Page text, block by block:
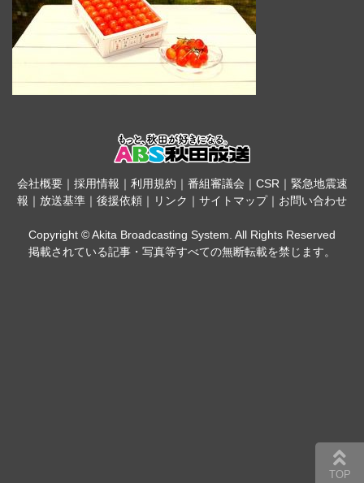
会社概要｜ 採用情報 ｜ 利用規約 ｜ 番組審議会 ｜ CSR｜ 緊急地震速
報 ｜ 放送基準 ｜ 後援依頼 ｜ リンク ｜ サイトマップ｜ お問い合わせ
Copyright © Akita Broadcasting System. All Rights Reserved
掲載されている記事・写真等すべての無断転載を禁じます。